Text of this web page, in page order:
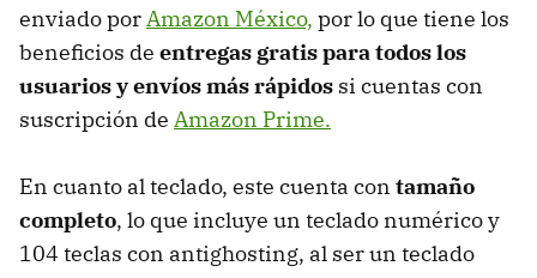
enviado porAmazon México, por lo que tiene los
beneficios de entregas gratis para todos los
usuarios y envíos más rápidos si cuentas con
suscripción de Amazon Prime.
En cuanto al teclado, este cuenta con tamaño
completo, lo que incluye un teclado numérico y
104 teclas con antighosting, al ser un teclado